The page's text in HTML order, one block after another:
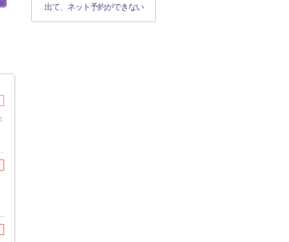
出て、ネット予約ができない